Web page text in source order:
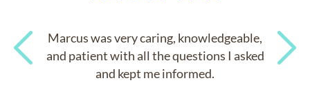
Marcus was very caring, knowledgeable,
and patient with all the questions I asked
and kept me informed.